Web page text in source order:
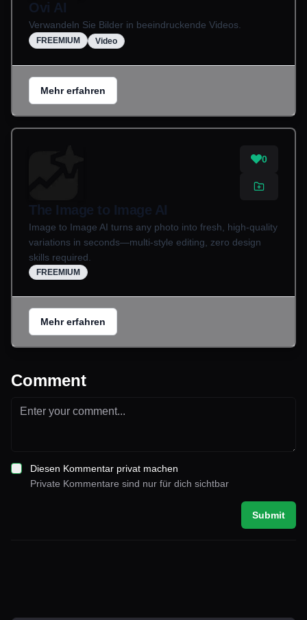
Ovi AI
Verwandeln Sie Bilder in beeindruckende Videos.
FREEMIUM Video
Mehr erfahren
0
The Image to Image AI
Image to Image AI turns any photo into fresh, high-quality
variations in seconds—multi-style editing, zero design
skills required.
FREEMIUM
Mehr erfahren
Comment
Diesen Kommentar privat machen
Private Kommentare sind nur für dich sichtbar
Submit